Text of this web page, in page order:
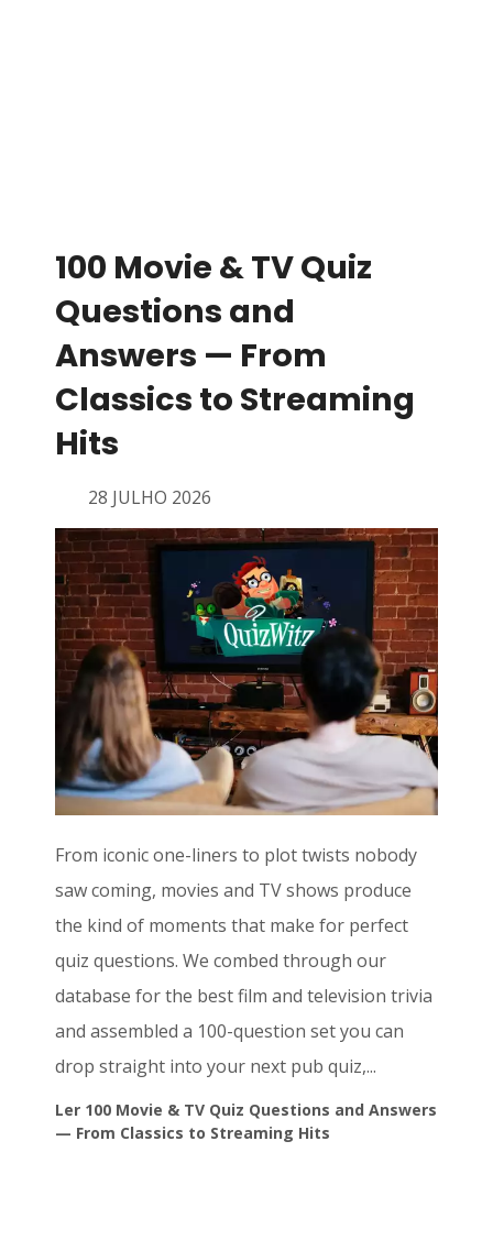
100 Movie & TV Quiz
Questions and
Answers — From
Classics to Streaming
Hits
28 JULHO 2026
From iconic one-liners to plot twists nobody
saw coming, movies and TV shows produce
the kind of moments that make for perfect
quiz questions. We combed through our
database for the best film and television trivia
and assembled a 100-question set you can
drop straight into your next pub quiz,...
Ler 100 Movie & TV Quiz Questions and Answers
— From Classics to Streaming Hits